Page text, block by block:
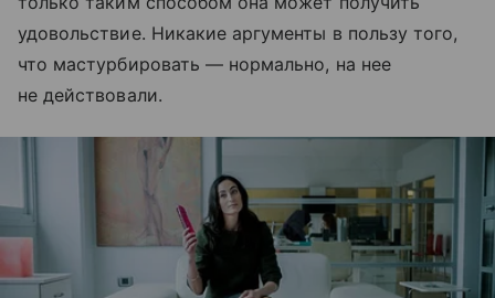
удовольствие. Никакие аргументы в пользу того,
что мастурбировать — нормально, на нее
не действовали.